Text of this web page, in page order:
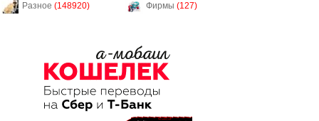
Разное (148920) Фирмы (127)